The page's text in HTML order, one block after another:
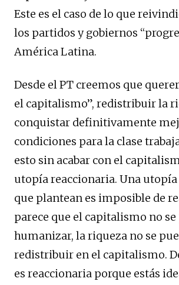
Este es el caso de lo que
los partidos y gobiernos
América Latina.
Desde el PT creemos que
el capitalismo”, redistribuir la
conquistar definitivamente
condiciones para la clase
esto sin acabar con el
utopía reaccionaria. Una
que plantean es imposible de
parece que el capitalismo no se
humanizar, la riqueza no se
redistribuir en el capitalismo.
es reaccionaria porque estás